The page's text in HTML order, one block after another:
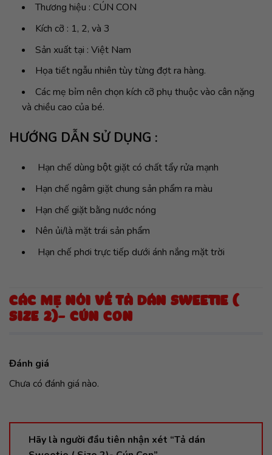
Thương hiệu : CÚN CON
Kích cỡ : 1, 2, và 3
Sản xuất tại : Việt Nam
Họa tiết ngẫu nhiên tùy từng đợt ra hàng.
Các mẹ bỉm nên chọn kích cỡ phụ thuộc vào cân nặng
và chiều cao của bé.
HƯỚNG DẪN SỬ DỤNG :
Hạn chế dùng bột giặt có chất tẩy rửa mạnh
Hạn chế ngâm giặt chung sản phẩm ra màu
Hạn chế giặt bằng nước nóng
Nên ủi/là mặt trái sản phẩm
Hạn chế phơi trực tiếp dưới ánh nắng mặt trời
CÁC MẸ NÓI VỀ TẢ DÁN SWEETIE (
SIZE 2)- CÚN CON
Đánh giá
Chưa có đánh giá nào.
Hãy là người đầu tiên nhận xét “Tả dán